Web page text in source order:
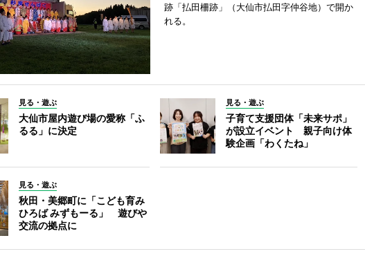
跡「払田柵跡」（大仙市払田字仲谷地）で開か
れる。
見る・遊ぶ
大仙市屋内遊び場の愛称「ふ
るる」に決定
見る・遊ぶ
子育て支援団体「未来サポ」
が設立イベント 親子向け体
験企画「わくたね」
見る・遊ぶ
秋田・美郷町に「こども育み
ひろば みずもーる」 遊びや
交流の拠点に